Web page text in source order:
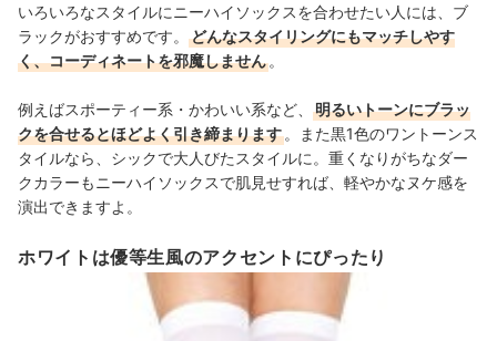
いろいろなスタイルにニーハイソックスを合わせたい人には、ブ
ラックがおすすめです。
どんなスタイリングにもマッチしやす
く、コーディネートを邪魔しません 。
例えばスポーティー系・かわいい系など、
明るいトーンにブラッ
クを合せるとほどよく引き締まります 。また黒1色のワントーンス
タイルなら、シックで大人びたスタイルに。重くなりがちなダー
クカラーもニーハイソックスで肌見せすれば、軽やかなヌケ感を
演出できますよ。
ホワイトは優等生風のアクセントにぴったり